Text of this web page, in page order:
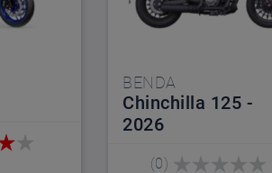
(0)
BENDA
Chinchilla 125 -
2026